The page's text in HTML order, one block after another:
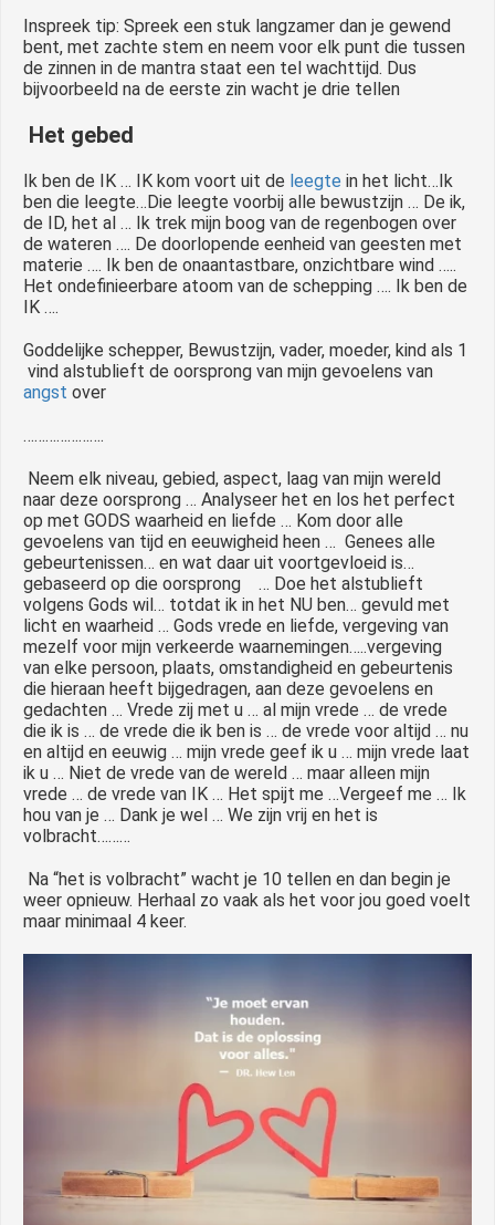
Inspreek tip: Spreek een stuk langzamer dan je gewend
bent, met zachte stem en neem voor elk punt die tussen
de zinnen in de mantra staat een tel wachttijd. Dus
bijvoorbeeld na de eerste zin wacht je drie tellen
Het gebed
Ik ben de IK … IK kom voort uit de leegte in het licht…Ik
ben die leegte…Die leegte voorbij alle bewustzijn … De ik,
de ID, het al … Ik trek mijn boog van de regenbogen over
de wateren …. De doorlopende eenheid van geesten met
materie …. Ik ben de onaantastbare, onzichtbare wind …..
Het ondefinieerbare atoom van de schepping …. Ik ben de
IK ….
Goddelijke schepper, Bewustzijn, vader, moeder, kind als 1
vind alstublieft de oorsprong van mijn gevoelens van
angst over
………………….
Neem elk niveau, gebied, aspect, laag van mijn wereld
naar deze oorsprong … Analyseer het en los het perfect
op met GODS waarheid en liefde … Kom door alle
gevoelens van tijd en eeuwigheid heen … Genees alle
gebeurtenissen… en wat daar uit voortgevloeid is…
gebaseerd op die oorsprong … Doe het alstublieft
volgens Gods wil… totdat ik in het NU ben… gevuld met
licht en waarheid … Gods vrede en liefde, vergeving van
mezelf voor mijn verkeerde waarnemingen…..vergeving
van elke persoon, plaats, omstandigheid en gebeurtenis
die hieraan heeft bijgedragen, aan deze gevoelens en
gedachten … Vrede zij met u … al mijn vrede … de vrede
die ik is … de vrede die ik ben is … de vrede voor altijd … nu
en altijd en eeuwig … mijn vrede geef ik u … mijn vrede laat
ik u … Niet de vrede van de wereld … maar alleen mijn
vrede … de vrede van IK … Het spijt me …Vergeef me … Ik
hou van je … Dank je wel … We zijn vrij en het is
volbracht………
Na “het is volbracht” wacht je 10 tellen en dan begin je
weer opnieuw. Herhaal zo vaak als het voor jou goed voelt
maar minimaal 4 keer.